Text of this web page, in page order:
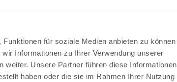
für soziale Medien anbieten zu können
Informationen zu Ihrer Verwendung unserer
weiter. Unsere Partner führen diese Informationen
haben oder die sie im Rahmen Ihrer Nutzung